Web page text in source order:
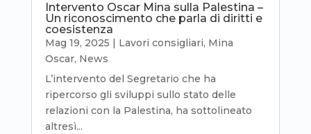
Intervento Oscar Mina sulla Palestina –
Un riconoscimento che parla di diritti e
coesistenza
Mag 19, 2025 | Lavori consigliari, Mina
Oscar, News
L’intervento del Segretario che ha
ripercorso gli sviluppi sullo stato delle
relazioni con la Palestina, ha sottolineato
altresì...